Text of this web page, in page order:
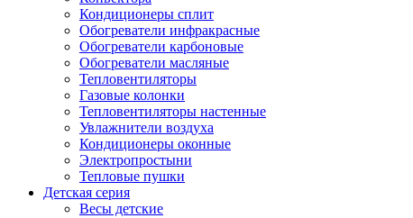
Кондиционеры сплит
Обогреватели инфракрасные
Обогреватели карбоновые
Обогреватели масляные
Тепловентиляторы
Газовые колонки
Тепловентиляторы настенные
Увлажнители воздуха
Кондиционеры оконные
Электропростыни
Тепловые пушки
Детская серия
Весы детские